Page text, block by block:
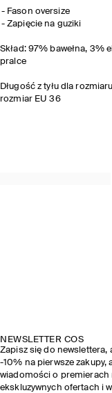
Fason oversize
Zapięcie na guziki
Skład: 97% bawełna, 3%
pralce
Długość z tyłu dla
rozmiar EU 36
NEWSLETTER COS
Zapisz się do newslettera,
-10% na pierwsze zakupy,
wiadomości o premierach
ekskluzywnych ofertach i